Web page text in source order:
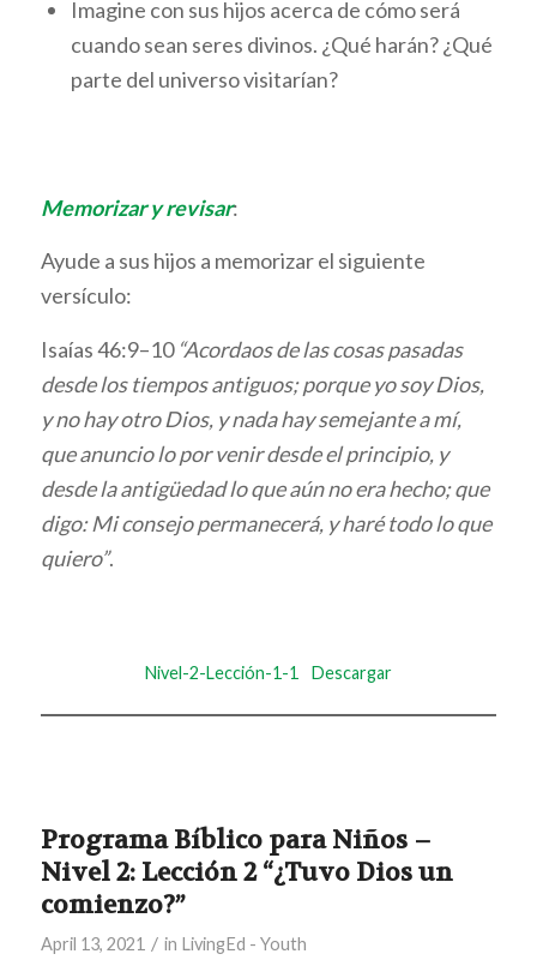
Imagine con sus hijos acerca de cómo será
cuando sean seres divinos. ¿Qué harán? ¿Qué
parte del universo visitarían?
Memorizar y revisar:
Ayude a sus hijos a memorizar el siguiente
versículo:
Isaías 46:9–10 “Acordaos de las cosas pasadas
desde los tiempos antiguos; porque yo soy Dios,
y no hay otro Dios, y nada hay semejante a mí,
que anuncio lo por venir desde el principio, y
desde la antigüedad lo que aún no era hecho; que
digo: Mi consejo permanecerá, y haré todo lo que
quiero”.
Nivel-2-Lección-1-1 Descargar
Programa Bíblico para Niños –
Nivel 2: Lección 2 “¿Tuvo Dios un
comienzo?”
April 13, 2021 / in LivingEd - Youth